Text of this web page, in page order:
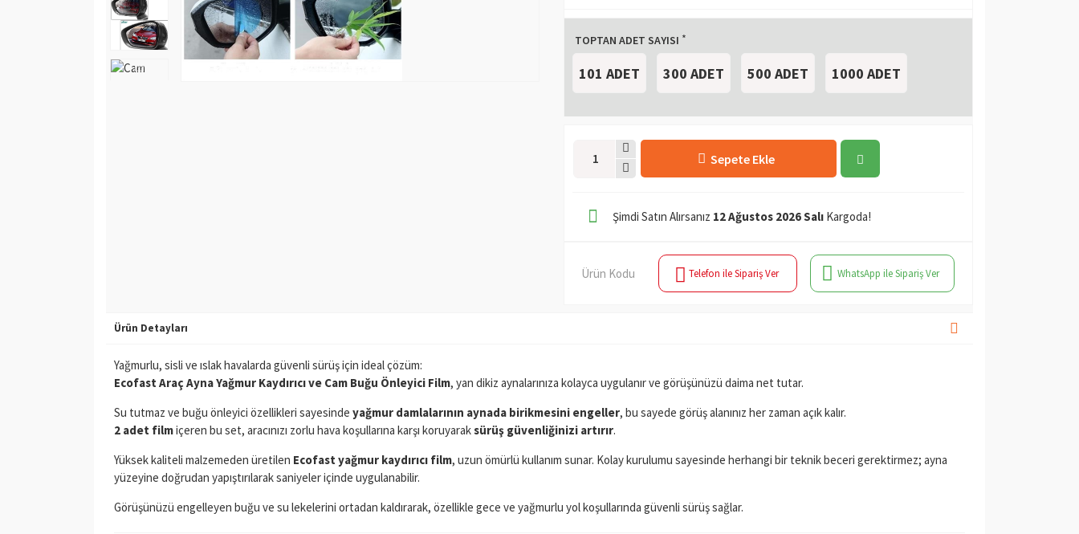
TOPTAN ADET SAYISI
101 ADET 300 ADET 500 ADET 1000 ADET
Sepete Ekle
Şimdi Satın Alırsanız 12 Ağustos 2026 Salı Kargoda!
Ürün Kodu Telefon ile Sipariş Ver WhatsApp ile Sipariş Ver
Ürün Detayları
Yağmurlu, sisli ve ıslak havalarda güvenli sürüş için ideal çözüm:
Ecofast Araç Ayna Yağmur Kaydırıcı ve Cam Buğu Önleyici Film, yan dikiz aynalarınıza kolayca uygulanır ve görüşünüzü daima net tutar.
Su tutmaz ve buğu önleyici özellikleri sayesinde yağmur damlalarının aynada birikmesini engeller, bu sayede görüş alanınız her zaman açık kalır.
2 adet filmiçeren bu set, aracınızı zorlu hava koşullarına karşı koruyaraksürüş güvenliğinizi artırır.
Yüksek kaliteli malzemeden üretilen Ecofast yağmur kaydırıcı film, uzun ömürlü kullanım sunar. Kolay kurulumu sayesinde herhangi bir teknik beceri gerektirmez; ayna
yüzeyine doğrudan yapıştırılarak saniyeler içinde uygulanabilir.
Görüşünüzü engelleyen buğu ve su lekelerini ortadan kaldırarak, özellikle gece ve yağmurlu yol koşullarında güvenli sürüş sağlar.